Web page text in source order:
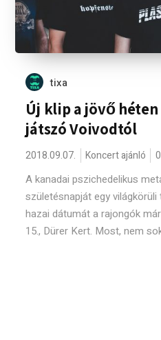
tixa
Új klip a jövő
játszó Voivodtól
2018.09.07. Koncert ajánló
A kanadai pszichedelikus
születésnapját egy világkörüli
hazai dátumát a rajongók
15., Dürer Kert. Most, nem